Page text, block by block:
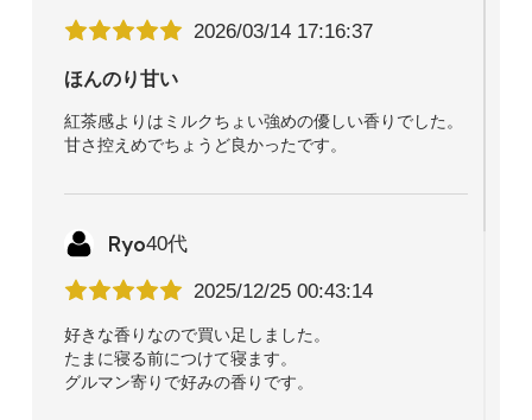
2026/03/14 17:16:37
ほんのり甘い
紅茶感よりはミルクちょい強めの優しい香りでした。
甘さ控えめでちょうど良かったです。
Ryo40代
2025/12/25 00:43:14
好きな香りなので買い足しました。
たまに寝る前につけて寝ます。
グルマン寄りで好みの香りです。